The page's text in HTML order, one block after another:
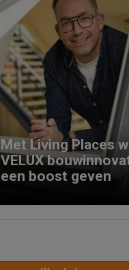
Met Living Places
VELUX
een boost geven